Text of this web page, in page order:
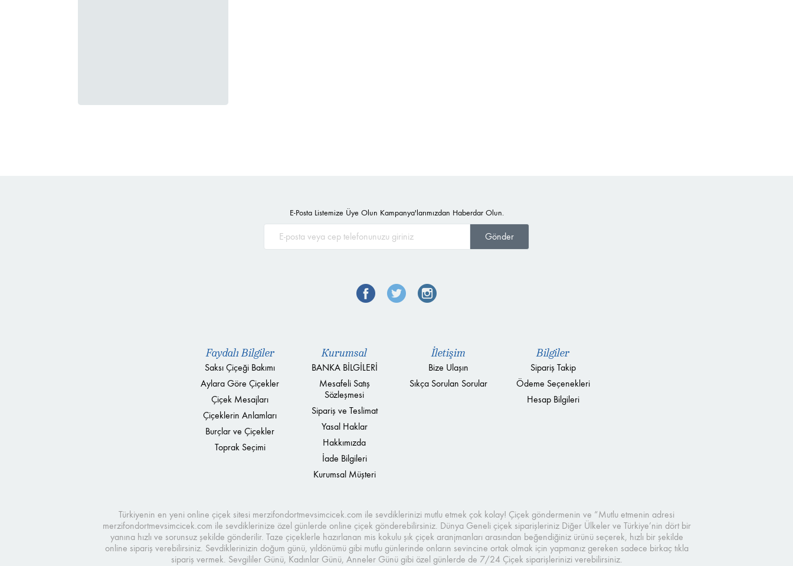
E-Posta Listemize Üye Olun Kampanya'larımızdan Haberdar Olun.
Gönder
Faydalı Bilgiler
Saksı Çiçeği Bakımı
Aylara Göre Çiçekler
Çiçek Mesajları
Çiçeklerin Anlamları
Burçlar ve Çiçekler
Toprak Seçimi
Kurumsal
BANKA BİLGİLERİ
Mesafeli Satış
Sözleşmesi
Sipariş ve Teslimat
Yasal Haklar
Hakkımızda
İade Bilgileri
Kurumsal Müşteri
İletişim
Bize Ulaşın
Sıkça Sorulan Sorular
Bilgiler
Sipariş Takip
Ödeme Seçenekleri
Hesap Bilgileri
Türkiyenin en yeni online çiçek sitesi merzifondortmevsimcicek.com ile sevdiklerinizi mutlu etmek çok kolay! Çiçek göndermenin ve “Mutlu etmenin adresi
merzifondortmevsimcicek.com ile sevdiklerinize özel günlerde online çiçek gönderebilirsiniz. Dünya Geneli çiçek siparişleriniz Diğer Ülkeler ve Türkiye’nin dört bir
yanına hızlı ve sorunsuz şekilde gönderilir. Taze çiçeklerle hazırlanan mis kokulu şık çiçek aranjmanları arasından beğendiğiniz ürünü seçerek, hızlı bir şekilde
online sipariş verebilirsiniz. Sevdiklerinizin doğum günü, yıldönümü gibi mutlu günlerinde onların sevincine ortak olmak için yapmanız gereken sadece birkaç tıkla
sipariş vermek. Sevgililer Günü, Kadınlar Günü, Anneler Günü gibi özel günlerde de 7/24 Çiçek siparişlerinizi verebilirsiniz.